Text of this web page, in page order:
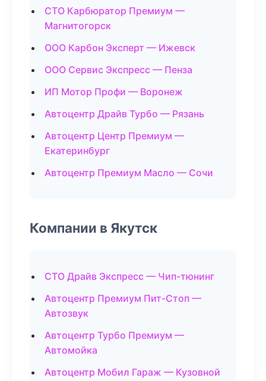
СТО Карбюратор Премиум —
Магнитогорск
ООО Карбон Эксперт — Ижевск
ООО Сервис Экспресс — Пенза
ИП Мотор Профи — Воронеж
Автоцентр Драйв Турбо — Рязань
Автоцентр Центр Премиум —
Екатеринбург
Автоцентр Премиум Масло — Сочи
Компании в Якутск
СТО Драйв Экспресс — Чип-тюнинг
Автоцентр Премиум Пит-Стоп —
Автозвук
Автоцентр Турбо Премиум —
Автомойка
Автоцентр Мобил Гараж — Кузовной